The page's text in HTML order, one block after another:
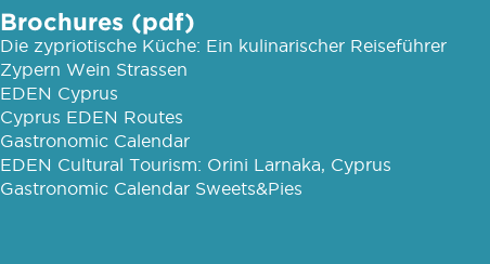
Brochures (pdf)
Die zypriotische Küche: Ein kulinarischer Reiseführer
Zypern Wein Strassen
EDEN Cyprus
Cyprus EDEN Routes
Gastronomic Calendar
EDEN Cultural Tourism: Orini Larnaka, Cyprus
Gastronomic Calendar Sweets&Pies